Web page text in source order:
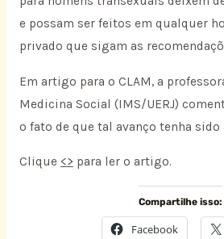
e possam ser feitos em qualquer
privado que sigam as
Em artigo para o CLAM, a
Medicina Social (IMS/UERJ)
o fato de que tal avanço tenha sido
Clique <> para ler o artigo.
Compartilhe isso:
Facebook